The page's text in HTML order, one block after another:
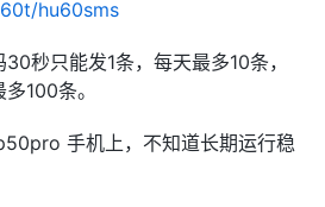
hu60sms
秒只能发1条，每天最多10条，
100条。
手机上，不知道长期运行稳